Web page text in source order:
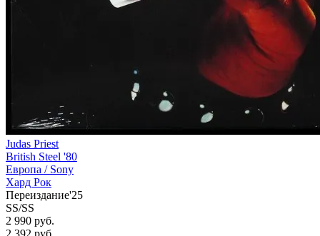
Judas Priest
British Steel '80
Европа / Sony
Хард Рок
Переиздание'25
SS/SS
2 990 руб.
2 392 руб.